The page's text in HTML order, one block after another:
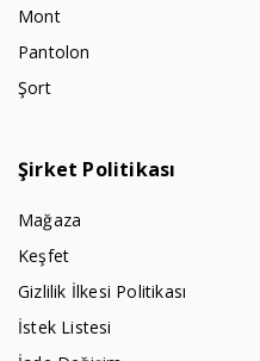
Mont
Pantolon
Şort
Şirket Politikası
Mağaza
Keşfet
Gizlilik İlkesi Politikası
İstek Listesi